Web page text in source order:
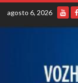
Skip
content
agosto 6, 2026